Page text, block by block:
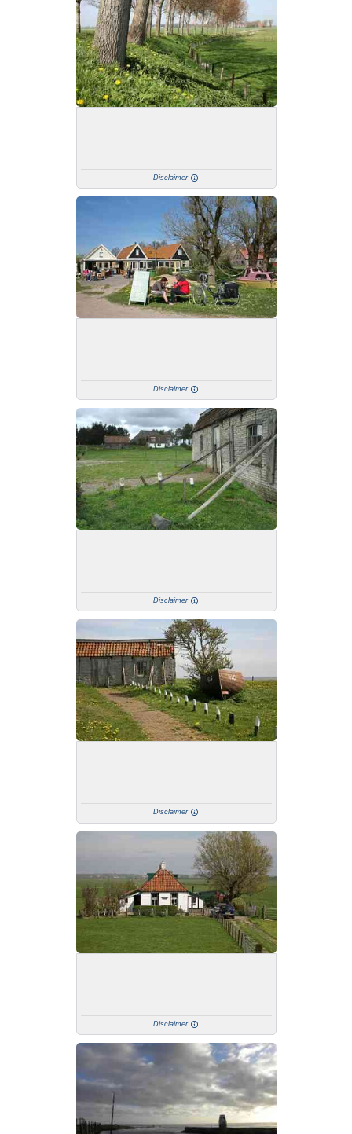
Disclaimer
Disclaimer
Disclaimer
Disclaimer
Disclaimer